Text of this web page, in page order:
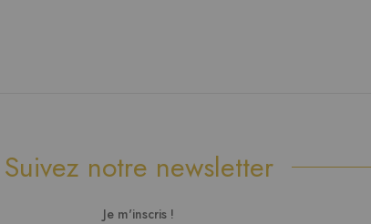
Suivez notre newsletter
Je m'inscris !